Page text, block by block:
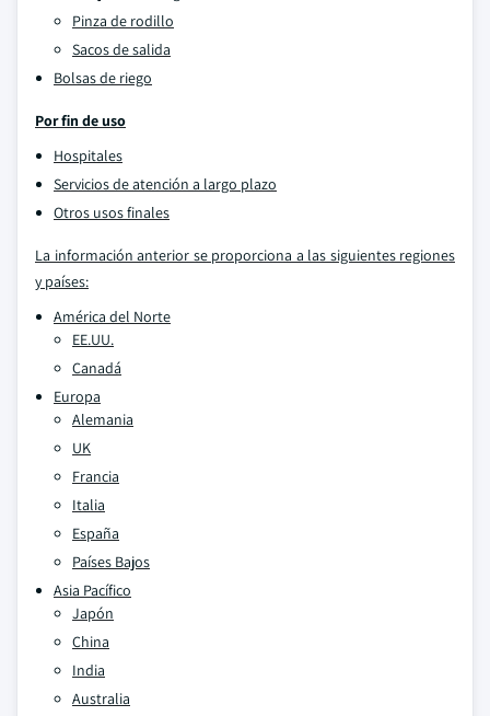
Pinza de rodillo
Sacos de salida
Bolsas de riego
Por fin de uso
Hospitales
Servicios de atención a largo plazo
Otros usos finales
La información anterior se proporciona a las siguientes regiones
y países:
América del Norte
EE.UU.
Canadá
Europa
Alemania
UK
Francia
Italia
España
Países Bajos
Asia Pacífico
Japón
China
India
Australia